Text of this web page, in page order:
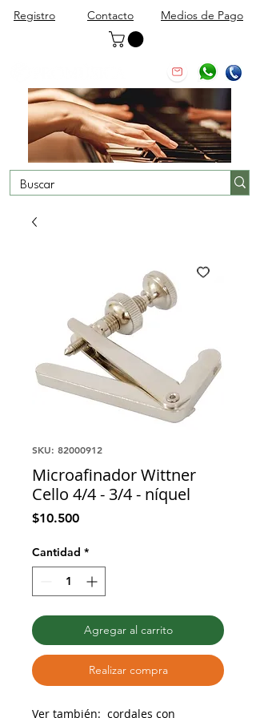
Registro Contacto Medios de Pago
SKU: 82000912
Microafinador Wittner
Cello 4/4 - 3/4 - níquel
$10.500Precio
Cantidad *
Agregar al carrito
Realizar compra
Ver también: cordales con